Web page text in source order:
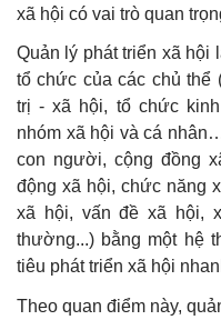
xã hội có vai trò quan
Quản lý phát triển xã hội
tổ chức của các chủ
trị - xã hội, tổ chức
nhóm xã hội và cá
con người, cộng đồng
động xã hội, chức năng
xã hội, vấn đề xã hội,
thường...) bằng một hệ
tiêu phát triển xã hội
Theo quan điểm này,